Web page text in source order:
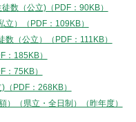
数（公立)（PDF：90KB）
）（PDF：109KB）
（公立）（PDF：111KB）
：185KB）
：75KB）
PDF：268KB）
）（県立・全日制）（昨年度）